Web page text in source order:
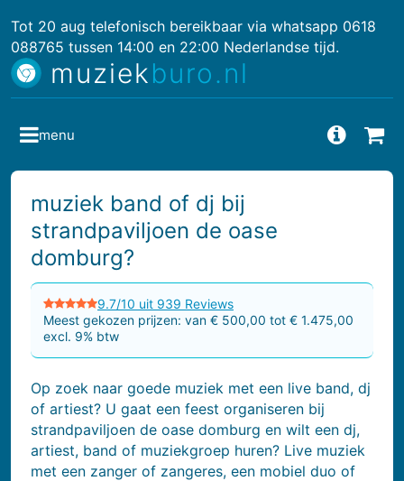
Tot 20 aug telefonisch bereikbaar via whatsapp 0618
088765 tussen 14:00 en 22:00 Nederlandse tijd.
muziekburo.nl
muziek band of dj bij
strandpaviljoen de oase
domburg?
9.7/10 uit 939 Reviews
Meest gekozen prijzen: van € 500,00 tot € 1.475,00
excl. 9% btw
Op zoek naar goede muziek met een live band, dj
of artiest? U gaat een feest organiseren bij
strandpaviljoen de oase domburg en wilt een dj,
artiest, band of muziekgroep huren? Live muziek
met een zanger of zangeres, een mobiel duo of
menu